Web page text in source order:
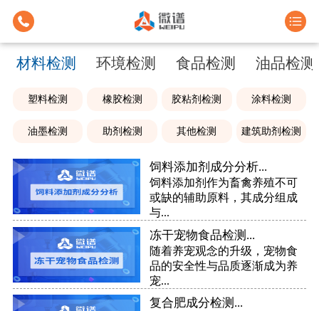
材料检测 环境检测 食品检测 油品检测
塑料检测 橡胶检测 胶粘剂检测 涂料检测
油墨检测 助剂检测 其他检测 建筑助剂检测
饲料添加剂成分分析...
饲料添加剂作为畜禽养殖不可
或缺的辅助原料，其成分组成
与...
冻干宠物食品检测...
随着养宠观念的升级，宠物食
品的安全性与品质逐渐成为养
宠...
复合肥成分检测...